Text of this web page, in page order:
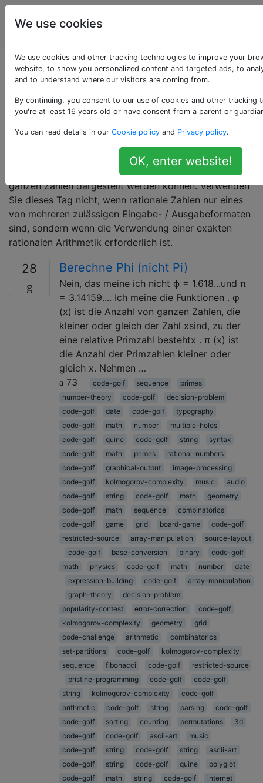
Programmierrätsel
& Code Golf
Als «rational-
numbers» getaggte
Fragen
Diese Herausforderung beinhaltet die Manipulation
rationaler Zahlen, dh solcher, die als Bruchteil von
ganzen Zahlen dargestellt werden können. Verwenden
Sie dieses Tag nicht, wenn rationale Zahlen nur eines
von mehreren zulässigen Eingabe- / Ausgabeformaten
sind, sondern wenn die Verwendung einer exakten
rationalen Arithmetik erforderlich ist.
28 Berechne Phi (nicht Pi)
Nein, das meine ich nicht ϕ = 1.618...und π
= 3.14159.... Ich meine die Funktionen . φ
(x) ist die Anzahl von ganzen Zahlen, die
kleiner oder gleich der Zahl xsind, zu der
eine relative Primzahl bestehtx . π (x) ist
die Anzahl der Primzahlen kleiner oder
gleich x. Nehmen …
73
code-golf sequence
primes
number-theory
code-golf
decision-problem
code-golf
date code-golf
typography
code-golf
math number
multiple-holes
code-golf
quine code-golf string
syntax
code-golf
math primes
rational-numbers
code-golf
graphical-output
image-processing
code-golf
kolmogorov-complexity music
audio
code-golf
string code-golf math
geometry
code-golf
math sequence
combinatorics
code-golf
game grid board-game
code-golf
restricted-source
array-manipulation
source-layout
code-golf
base-conversion binary
code-golf
math
physics code-golf math number
date
expression-building
code-golf
array-manipulation
graph-theory
decision-problem
popularity-contest
error-correction
code-golf
kolmogorov-complexity
geometry
grid
code-challenge
arithmetic
combinatorics
set-partitions
code-golf
kolmogorov-complexity
sequence
fibonacci code-golf
restricted-source
pristine-programming
code-golf
code-golf
string
kolmogorov-complexity
code-golf
arithmetic
code-golf string parsing
code-golf
code-golf
sorting counting permutations
3d
code-golf
code-golf ascii-art
music
code-golf
string code-golf string
ascii-art
code-golf
string code-golf quine
polyglot
code-golf
math string code-golf internet
We use cookies
We use cookies and other tracking technologies to improve your
website, to show you personalized content and targeted ads, to
and to understand where our visitors are coming from.
By continuing, you consent to our use of cookies and other tracking
you're at least 16 years old or have consent from a parent or
You can read details in our Cookie policy and Privacy policy.
OK, enter website!